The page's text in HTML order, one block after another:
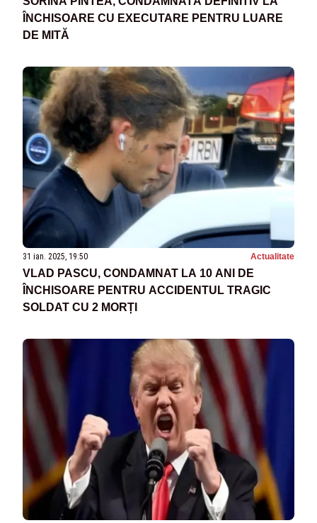
ÎNCHISOARE CU EXECUTARE PENTRU LUARE
DE MITĂ
31 ian. 2025, 19:50 Actualitate
VLAD PASCU, CONDAMNAT LA 10 ANI DE
ÎNCHISOARE PENTRU ACCIDENTUL TRAGIC
SOLDAT CU 2 MORȚI